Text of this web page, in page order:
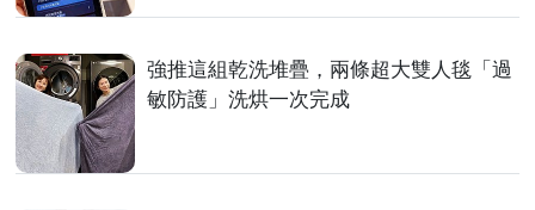
強推這組乾洗堆疊，兩條超大雙人毯「過
敏防護」洗烘一次完成